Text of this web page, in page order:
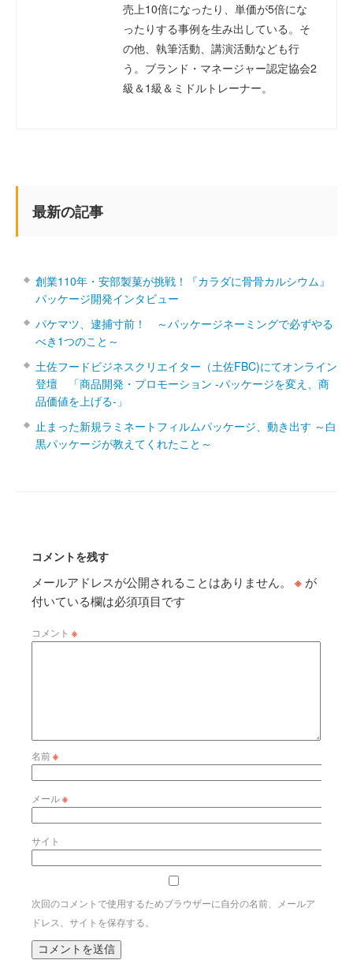
売上10倍になったり、単価が5倍にな
ったりする事例を生み出している。そ
の他、執筆活動、講演活動なども行
う。ブランド・マネージャー認定協会2
級＆1級＆ミドルトレーナー。
最新の記事
創業110年・安部製菓が挑戦！『カラダに骨骨カルシウム』
パッケージ開発インタビュー
パケマツ、逮捕寸前！ ～パッケージネーミングで必ずやる
べき1つのこと～
土佐フードビジネスクリエイター（土佐FBC)にてオンライン
登壇 「商品開発・プロモーション ‐パッケージを変え、商
品価値を上げる‐」
止まった新規ラミネートフィルムパッケージ、動き出す ～白
黒パッケージが教えてくれたこと～
コメントを残す
メールアドレスが公開されることはありません。 ※ が
付いている欄は必須項目です
コメント ※
名前※
メール※
サイト
次回のコメントで使用するためブラウザーに自分の名前、メールア
ドレス、サイトを保存する。